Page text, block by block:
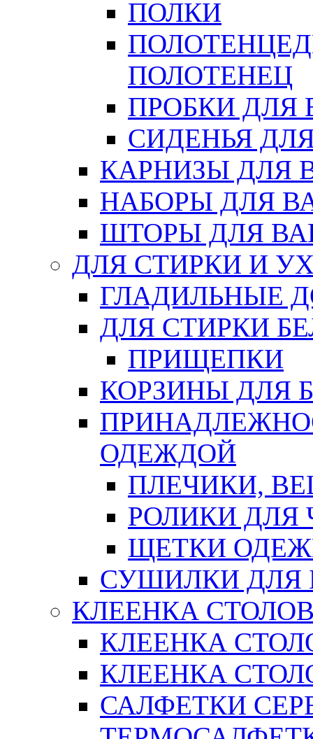
ПОЛКИ
ПОЛОТЕНЕЦ
ПРОБКИ ДЛЯ
СИДЕНЬЯ
КАРНИЗЫ ДЛЯ
НАБОРЫ ДЛЯ
ШТОРЫ ДЛЯ
ДЛЯ СТИРКИ И
ГЛАДИЛЬНЫЕ
ДЛЯ СТИРКИ
ПРИЩЕПКИ
КОРЗИНЫ ДЛЯ
ОДЕЖДОЙ
ПЛЕЧИКИ,
РОЛИКИ ДЛЯ
ЩЕТКИ
СУШИЛКИ ДЛЯ
КЛЕЕНКА
КЛЕЕНКА
КЛЕЕНКА
САЛФЕТКИ